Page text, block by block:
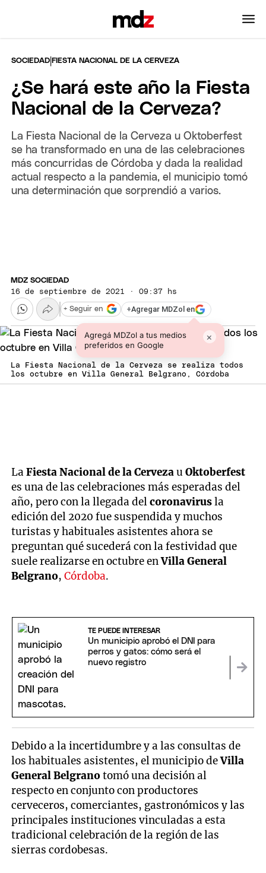
SOCIEDAD |FIESTA NACIONAL DE LA CERVEZA
¿Se hará este año la Fiesta
Nacional de la Cerveza?
La Fiesta Nacional de la Cerveza u Oktoberfest
se ha transformado en una de las celebraciones
más concurridas de Córdoba y dada la realidad
actual respecto a la pandemia, el municipio tomó
una determinación que sorprendió a varios.
MDZ SOCIEDAD
16 de septiembre de 2021 · 09:37 hs
+Agregar MDZol en
Agregá MDZol a tus medios
preferidos en Google
×
+ Seguir en
La Fiesta Nacional de la Cerveza se realiza todos
los octubre en Villa General Belgrano, Córdoba
LaFiesta Nacional de la CervezauOktoberfest
es una de las celebraciones más esperadas del
año, pero con la llegada delcoronavirusla
edición del 2020 fue suspendida y muchos
turistas y habituales asistentes ahora se
preguntan qué sucederá con la festividad que
suele realizarse en octubre enVilla General
Belgrano,Córdoba.
TE PUEDE INTERESAR
Un municipio aprobó el DNI para
perros y gatos: cómo será el
nuevo registro
Debido a la incertidumbre y a las consultas de
los habituales asistentes, el municipio deVilla
General Belgranotomó una decisión al
respecto en conjunto con productores
cerveceros, comerciantes, gastronómicos y las
principales instituciones vinculadas a esta
tradicional celebración de la región de las
sierras cordobesas.